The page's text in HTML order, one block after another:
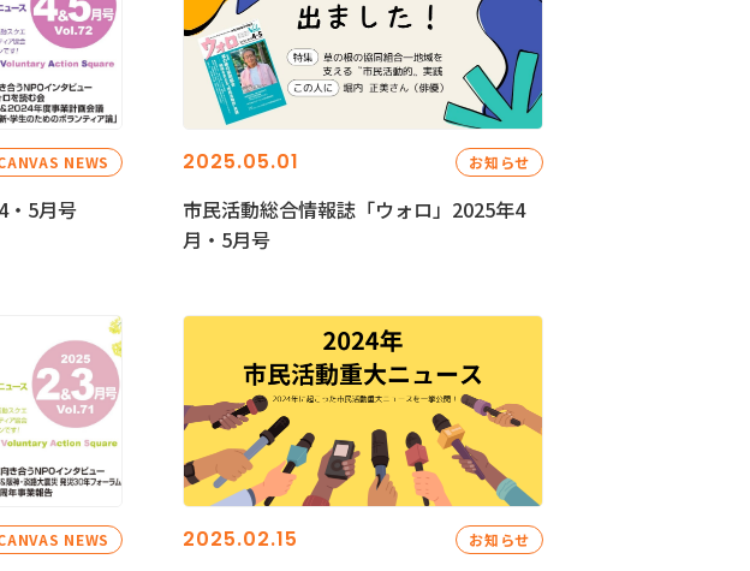
NEWS
・5月号
2025.05.01 お知らせ
市民活動総合情報誌「ウォロ」2025年4
月・5月号
NEWS 2025.02.15 お知らせ